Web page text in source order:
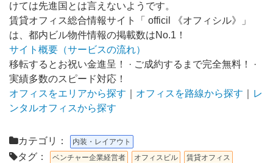
けては先進国とは言えないようです。
賃貸オフィス総合情報サイト「 officil 《オフィシル》」
は、都内ビル物件情報の掲載数はNo.1！
サイト概要（サービスの流れ）
移転するとお祝い金進呈！ · ご成約するまで完全無料！ ·
実績多数のスピード対応！
オフィスをエリアから探す
オフィスを路線から探す
レ
ンタルオフィスから探す
カテゴリ： 内装・レイアウト
タグ： ベンチャー企業経営者 オフィスビル
賃貸オフィス